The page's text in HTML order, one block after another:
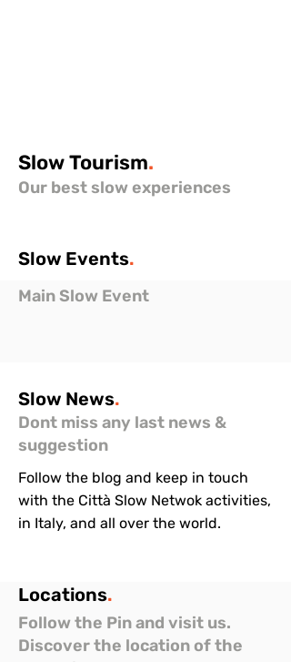
SlowTourism.
Our best slow experiences
Slow Events.
Main Slow Event
Slow News.
Dont miss any last news &
suggestion
Follow the blog and keep in touch
with the Città Slow Netwok activities,
in Italy, and all over the world.
Locations.
Follow the Pin and visit us.
Discover the location of the